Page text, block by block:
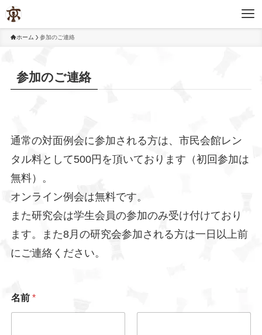
ホーム 参加のご連絡
参加のご連絡
通常の対面例会に参加される方は、市民会館レン
タル料として500円を頂いております（初回参加は
無料）。
オンライン例会は無料です。
また研究会は学生会員の参加のみ受け付けており
ます。また8月の研究会参加される方は一日以上前
にご連絡ください。
名前 *